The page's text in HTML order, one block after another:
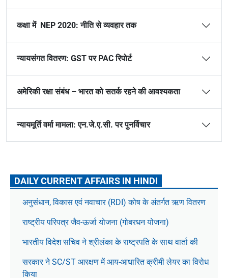
कक्षा में NEP 2020: नीति से व्यवहार तक
न्यायसंगत वितरण: GST पर PAC रिपोर्ट
अमेरिकी रक्षा संबंध – भारत को सतर्क रहने की आवश्यकता
न्यायमूर्ति वर्मा मामला: एन.जे.ए.सी. पर पुनर्विचार
DAILY CURRENT AFFAIRS IN HINDI
अनुसंधान, विकास एवं नवाचार (RDI) कोष के अंतर्गत ऋण वितरण
राष्ट्रीय परिपत्र जैव-ऊर्जा योजना (गोबरधन योजना)
भारतीय विदेश सचिव ने श्रीलंका के राष्ट्रपति के साथ वार्ता की
सरकार ने SC/ST आरक्षण में आय-आधारित क्रीमी लेयर का विरोध
किया